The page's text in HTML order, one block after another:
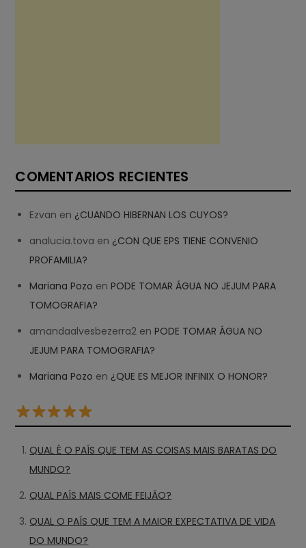
COMENTARIOS RECIENTES
Ezvan en ¿CUANDO HIBERNAN LOS CUYOS?
analucia.tova en ¿CON QUE EPS TIENE CONVENIO
PROFAMILIA?
Mariana Pozo enPODE TOMAR ÁGUA NO JEJUM PARA
TOMOGRAFIA?
amandaalvesbezerra2 enPODE TOMAR ÁGUA NO
JEJUM PARA TOMOGRAFIA?
Mariana Pozo en ¿QUE ES MEJOR INFINIX O HONOR?
QUAL É O PAÍS QUE TEM AS COISAS MAIS BARATAS DO
MUNDO?
QUAL PAÍS MAIS COME FEIJÃO?
QUAL O PAÍS QUE TEM A MAIOR EXPECTATIVA DE VIDA
DO MUNDO?